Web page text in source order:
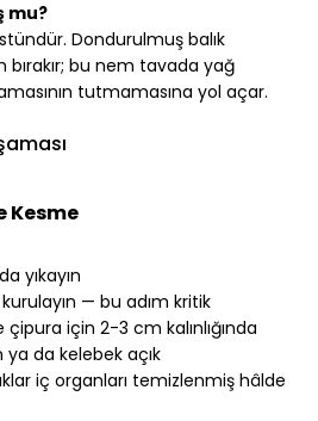
mu?
Dondurulmuş balık
bırakır; bu nem tavada yağ
tutmamasına yol açar.
Kesme
yıkayın
— bu adım kritik
için 2-3 cm kalınlığında
ya da kelebek açık
iç organları temizlenmiş hâlde